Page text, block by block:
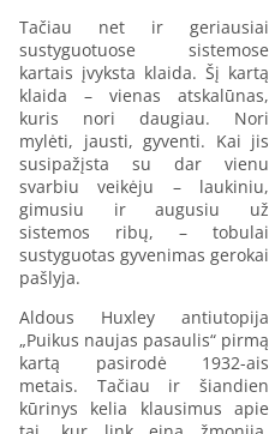
Tačiau net ir geriausiai
sustyguotuose sistemose
kartais įvyksta klaida. Šį kartą
klaida – vienas atskalūnas,
kuris nori daugiau. Nori
mylėti, jausti, gyventi. Kai jis
susipažįsta su dar vienu
svarbiu veikėju – laukiniu,
gimusiu ir augusiu už
sistemos ribų, – tobulai
sustyguotas gyvenimas gerokai
pašlyja.
Aldous Huxley antiutopija
„Puikus naujas pasaulis“ pirmą
kartą pasirodė 1932-ais
metais. Tačiau ir šiandien
kūrinys kelia klausimus apie